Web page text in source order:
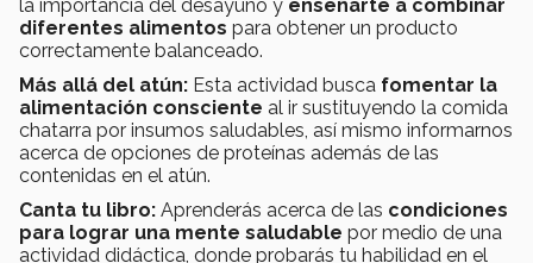
la importancia del desayuno y enseñarte a combinar
diferentes alimentos para obtener un producto
correctamente balanceado.
Más allá del atún: Esta actividad busca fomentar la
alimentación consciente al ir sustituyendo la comida
chatarra por insumos saludables, así mismo informarnos
acerca de opciones de proteínas además de las
contenidas en el atún.
Canta tu libro: Aprenderás acerca de las condiciones
para lograr una mente saludable por medio de una
actividad didáctica, donde probarás tu habilidad en el